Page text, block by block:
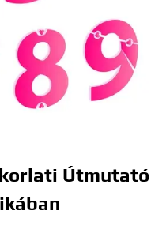
Útmutató